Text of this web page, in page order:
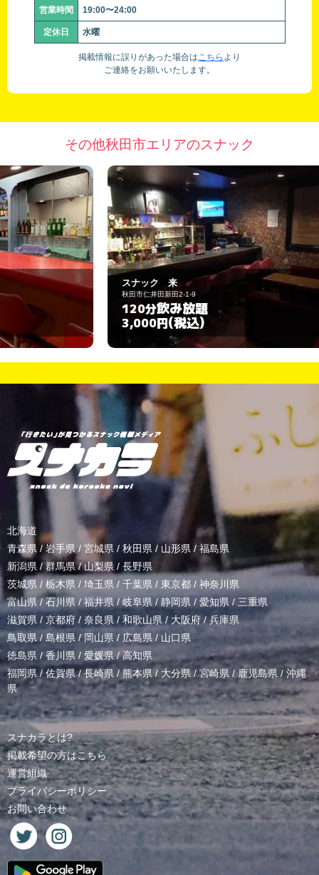
営業時間 19:00〜24:00
定休日 水曜
掲載情報に誤りがあった場合はこちら より
ご連絡をお願いいたします。
その他秋田市エリアのスナック
スナック 来
秋田市仁井田新田2-1-9
飲み放題
3,000円 (税込)
北海道
青森県 / 岩手県/ 宮城県 / 秋田県 / 山形県/ 福島県
新潟県 /群馬県/山梨県 / 長野県
茨城県 / 栃木県 / 埼玉県 / 千葉県 / 東京都 / 神奈川県
富山県 /石川県/福井県/岐阜県 / 静岡県 / 愛知県 / 三重県
滋賀県 / 京都府 / 奈良県 / 和歌山県/ 大阪府 /兵庫県
鳥取県/ 島根県 /岡山県/ 広島県 / 山口県
徳島県 /香川県 / 愛媛県/高知県
福岡県/佐賀県/長崎県 /熊本県/ 大分県/宮崎県 /鹿児島県 / 沖縄
県
スナカラとは?
掲載希望の方はこちら
運営組織
プライバシーポリシー
お問い合わせ